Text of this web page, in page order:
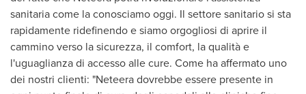
sanitaria come la conosciamo oggi. Il settore sanitario si sta
rapidamente ridefinendo e siamo orgogliosi di aprire il
cammino verso la sicurezza, il comfort, la qualità e
l'uguaglianza di accesso alle cure. Come ha affermato uno
dei nostri clienti: "Neteera dovrebbe essere presente in